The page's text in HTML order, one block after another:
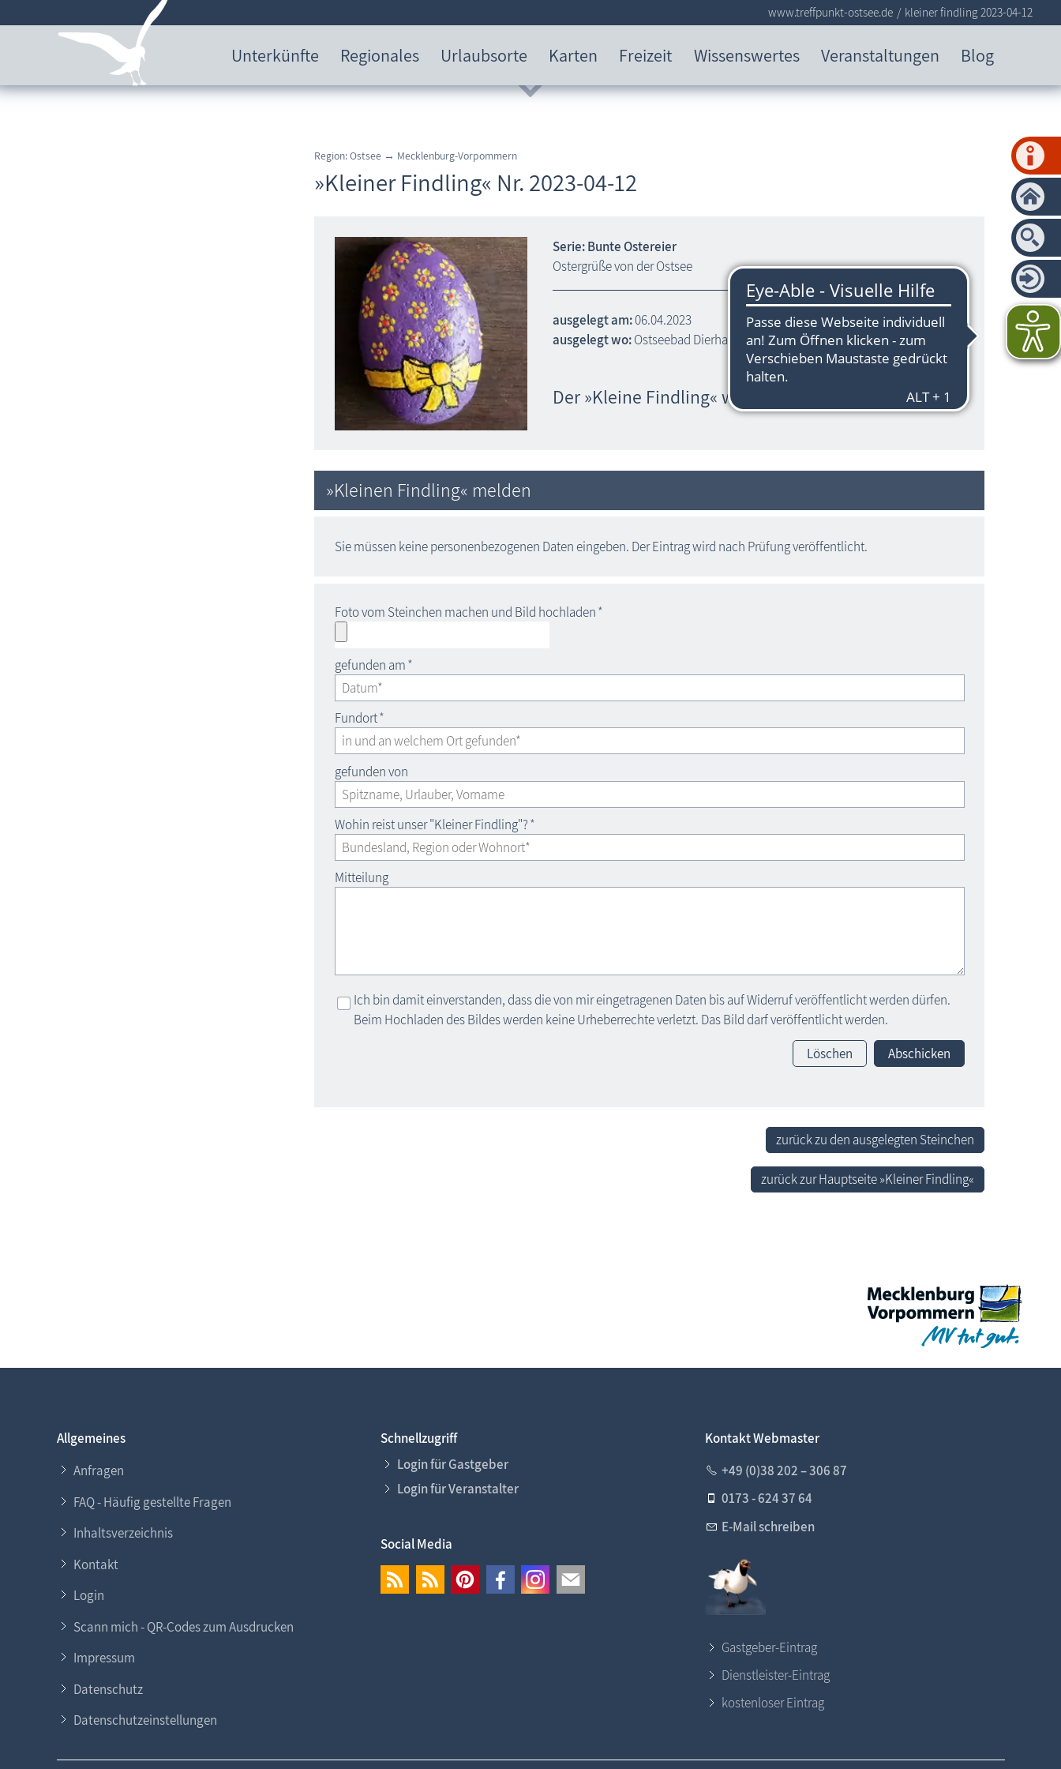
Unterkünfte Regionales Urlaubsorte Karten Freizeit Wissenswertes Veranstaltungen Blog
www.treffpunkt-ostsee.de kleiner findling 2023-04-12
Region: Ostsee → Mecklenburg-Vorpommern
»Kleiner Findling« Nr. 2023-04-12
Serie: Bunte Ostereier
Ostergrüße von der Ostsee
ausgelegt am:06.04.2023
ausgelegt wo:Ostseebad Dierhagen
Der »Kleine Findling« wurde noch nicht gemeldet.
»Kleinen Findling« melden
Sie müssen keine personenbezogenen Daten eingeben. Der Eintrag wird nach Prüfung veröffentlicht.
Foto vom Steinchen machen und Bild hochladen*
gefunden am*
Fundort*
gefunden von
Wohin reist unser "Kleiner Findling"?*
Mitteilung
Ich bin damit einverstanden, dass die von mir eingetragenen Daten bis auf Widerruf veröffentlicht werden dürfen.
Beim Hochladen des Bildes werden keine Urheberrechte verletzt. Das Bild darf veröffentlicht werden.
Löschen
Abschicken
zurück zu den ausgelegten Steinchen
zurück zur Hauptseite »Kleiner Findling«
Allgemeines
Anfragen
FAQ - Häufig gestellte Fragen
Inhaltsverzeichnis
Kontakt
Login
Scann mich - QR-Codes zum Ausdrucken
Impressum
Datenschutz
Datenschutzeinstellungen
Schnellzugriff
Login für Gastgeber
Login für Veranstalter
Social Media
Kontakt Webmaster
+49 (0)38 202 – 306 87
0173 - 624 37 64
E-Mail schreiben
Gastgeber-Eintrag
Dienstleister-Eintrag
kostenloser Eintrag